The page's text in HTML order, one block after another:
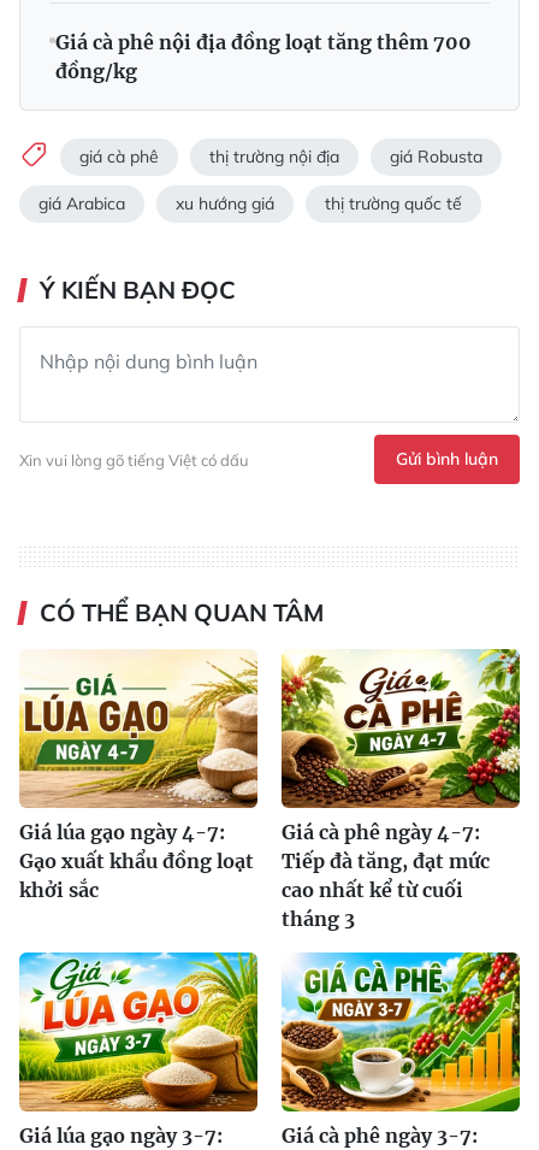
Giá cà phê nội địa đồng loạt tăng thêm 700
đồng/kg
giá cà phê thị trường nội địa giá Robusta
giá Arabica xu hướng giá thị trường quốc tế
Ý KIẾN BẠN ĐỌC
Xin vui lòng gõ tiếng Việt có dấu Gửi bình luận
CÓ THỂ BẠN QUAN TÂM
Giá lúa gạo ngày 4-7:
Gạo xuất khẩu đồng loạt
khởi sắc
Giá cà phê ngày 4-7:
Tiếp đà tăng, đạt mức
cao nhất kể từ cuối
tháng 3
Giá lúa gạo ngày 3-7:
Giá cà phê ngày 3-7: